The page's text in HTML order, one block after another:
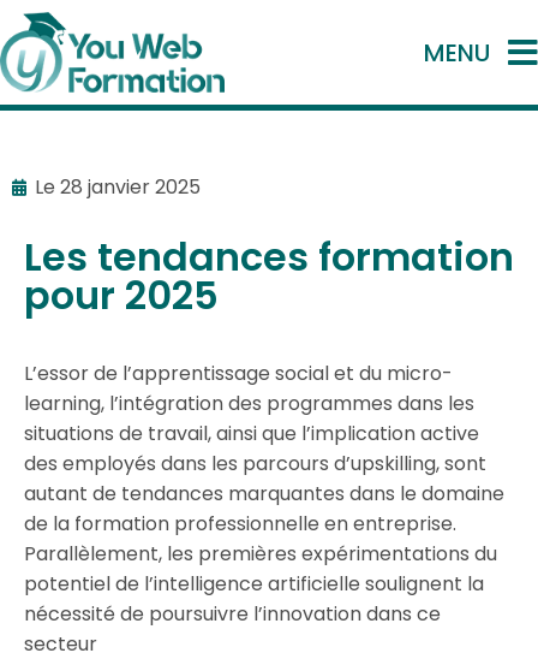
MENU
Le 28 janvier 2025
Les tendances formation
pour 2025
L’essor de l’apprentissage social et du micro-
learning, l’intégration des programmes dans les
situations de travail, ainsi que l’implication active
des employés dans les parcours d’upskilling, sont
autant de tendances marquantes dans le domaine
de la formation professionnelle en entreprise.
Parallèlement, les premières expérimentations du
potentiel de l’intelligence artificielle soulignent la
nécessité de poursuivre l’innovation dans ce
secteur